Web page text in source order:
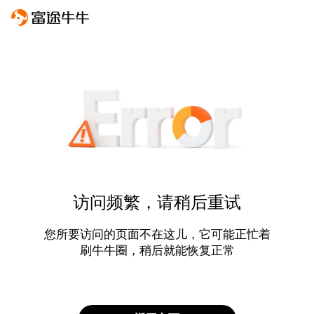
访问频繁，请稍后重试
您所要访问的页面不在这儿，它可能正忙着
刷牛牛圈，稍后就能恢复正常